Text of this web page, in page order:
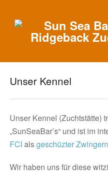
Unser Kennel
Unser Kennel (Zuchtstätte)
„SunSeaBar’s“ und ist im
FCI alsgeschüzter
Wir haben uns für diese